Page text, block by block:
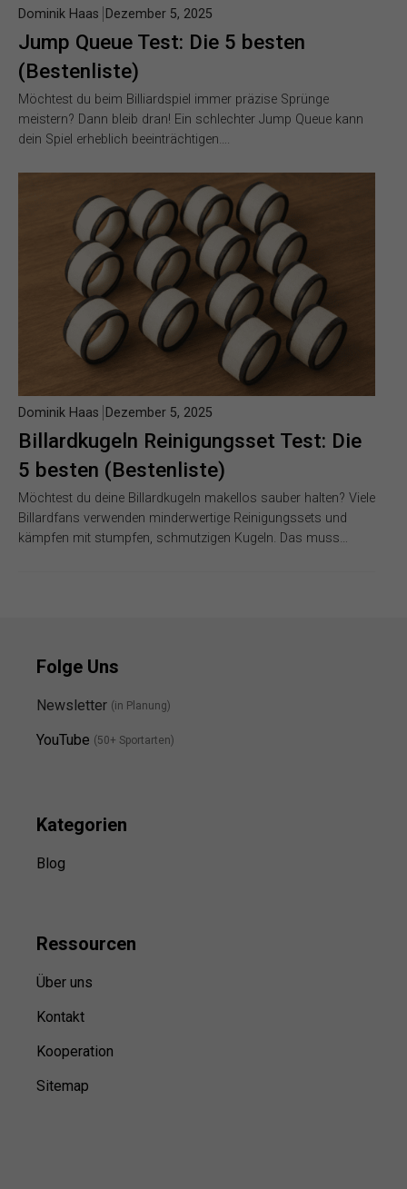
Jump Queue Test: Die 5 besten
(Bestenliste)
Dominik Haas Dezember 5, 2025
Möchtest du beim Billiardspiel immer präzise Sprünge
meistern? Dann bleib dran! Ein schlechter Jump Queue kann
dein Spiel erheblich beeinträchtigen….
Billardkugeln Reinigungsset Test: Die
5 besten (Bestenliste)
Dominik Haas Dezember 5, 2025
Möchtest du deine Billardkugeln makellos sauber halten? Viele
Billardfans verwenden minderwertige Reinigungssets und
kämpfen mit stumpfen, schmutzigen Kugeln. Das muss…
Folge Uns
Newsletter (in Planung)
YouTube (50+ Sportarten)
Kategorien
Blog
Ressourcen
Über uns
Kontakt
Kooperation
Sitemap